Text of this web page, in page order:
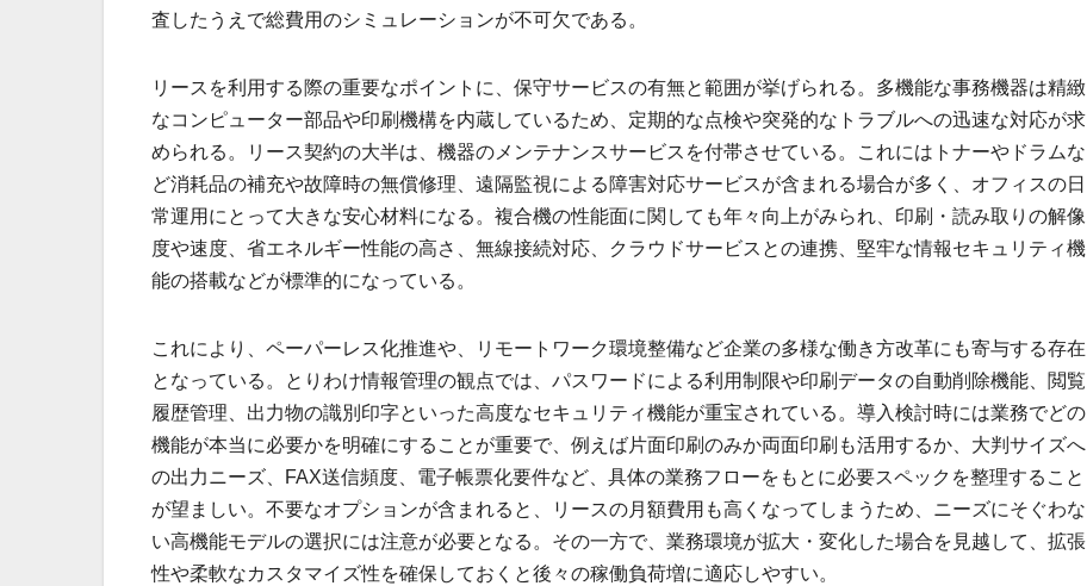
査したうえで総費用のシミュレーションが不可欠である。
リースを利用する際の重要なポイントに、保守サービスの有無と範囲が挙げられる。多機能な事務機器は精緻
なコンピューター部品や印刷機構を内蔵しているため、定期的な点検や突発的なトラブルへの迅速な対応が求
められる。リース契約の大半は、機器のメンテナンスサービスを付帯させている。これにはトナーやドラムな
ど消耗品の補充や故障時の無償修理、遠隔監視による障害対応サービスが含まれる場合が多く、オフィスの日
常運用にとって大きな安心材料になる。複合機の性能面に関しても年々向上がみられ、印刷・読み取りの解像
度や速度、省エネルギー性能の高さ、無線接続対応、クラウドサービスとの連携、堅牢な情報セキュリティ機
能の搭載などが標準的になっている。
これにより、ペーパーレス化推進や、リモートワーク環境整備など企業の多様な働き方改革にも寄与する存在
となっている。とりわけ情報管理の観点では、パスワードによる利用制限や印刷データの自動削除機能、閲覧
履歴管理、出力物の識別印字といった高度なセキュリティ機能が重宝されている。導入検討時には業務でどの
機能が本当に必要かを明確にすることが重要で、例えば片面印刷のみか両面印刷も活用するか、大判サイズへ
の出力ニーズ、FAX送信頻度、電子帳票化要件など、具体の業務フローをもとに必要スペックを整理すること
が望ましい。不要なオプションが含まれると、リースの月額費用も高くなってしまうため、ニーズにそぐわな
い高機能モデルの選択には注意が必要となる。その一方で、業務環境が拡大・変化した場合を見越して、拡張
性や柔軟なカスタマイズ性を確保しておくと後々の稼働負荷増に適応しやすい。